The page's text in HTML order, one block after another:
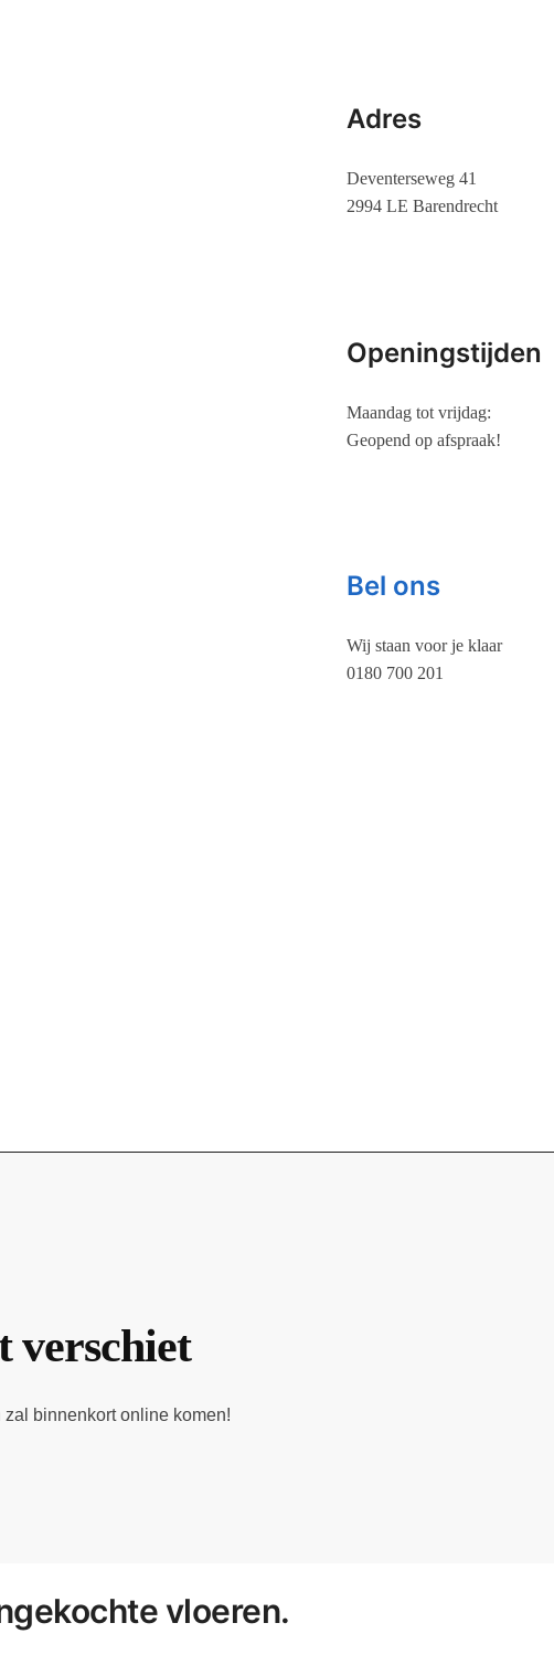
Adres
Deventerseweg 41
2994 LE Barendrecht
Openingstijden
Maandag tot vrijdag:
Geopend op afspraak!
Bel ons
Wij staan voor je klaar
0180 700 201
verschiet
binnenkort online komen!
vloeren.